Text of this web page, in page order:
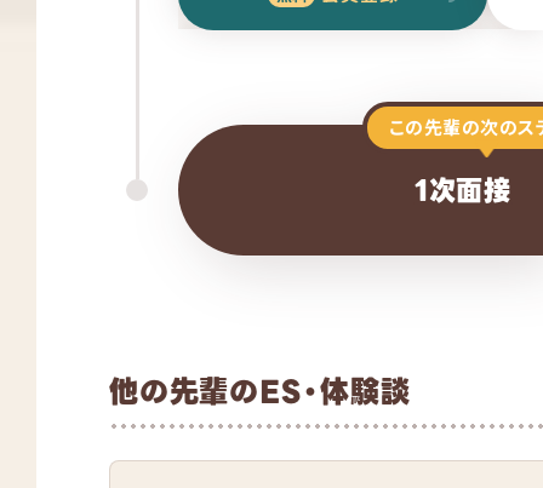
この先輩の次のス
1次面接
他の先輩のES・体験談